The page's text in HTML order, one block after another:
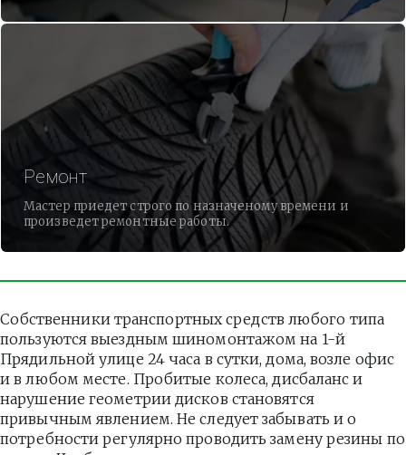
Ремонт
Мастер приедет строго по назначеному времени и
произведет ремонтные работы.
Собственники транспортных средств любого типа
пользуются выездным шиномонтажом на 1-й
Прядильной улице 24 часа в сутки, дома, возле офис
и в любом месте. Пробитые колеса, дисбаланс и
нарушение геометрии дисков становятся
привычным явлением. Не следует забывать и о
потребности регулярно проводить замену резины по